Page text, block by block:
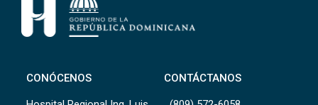
CONÓCENOS CONTÁCTANOS